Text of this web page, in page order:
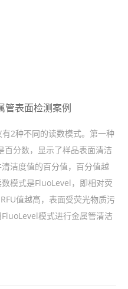
管表面检测案例
有2种不同的读数模式。第一种
百分数，显示了样品表面清洁
洁度值的百分值，百分值越
模式是FluoLevel，即相对荧
值越高，表面受荧光物质污
模式进行金属管清洁